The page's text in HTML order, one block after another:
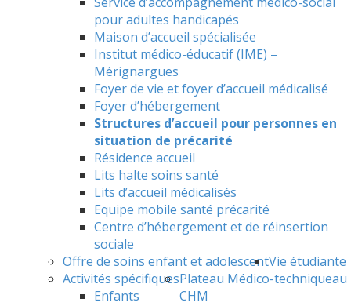
pour adultes handicapés
Maison d’accueil spécialisée
Institut médico-éducatif (IME) –
Mérignargues
Foyer de vie et foyer d’accueil médicalisé
Foyer d’hébergement
Structures d’accueil pour personnes en
situation de précarité
Résidence accueil
Lits halte soins santé
Lits d’accueil médicalisés
Equipe mobile santé précarité
Centre d’hébergement et de réinsertion
sociale
Offre de soins enfant et adolescent
Activités spécifiques
Enfants
Plateau Médico-technique
Vie étudiante
au
CHM